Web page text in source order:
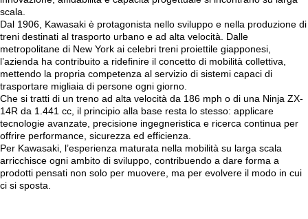
scala.
Dal 1906, Kawasaki è protagonista nello sviluppo e nella produzione di
treni destinati al trasporto urbano e ad alta velocità. Dalle
metropolitane di New York ai celebri treni proiettile giapponesi,
l’azienda ha contribuito a ridefinire il concetto di mobilità collettiva,
mettendo la propria competenza al servizio di sistemi capaci di
trasportare migliaia di persone ogni giorno.
Che si tratti di un treno ad alta velocità da 186 mph o di una Ninja ZX-
14R da 1.441 cc, il principio alla base resta lo stesso: applicare
tecnologie avanzate, precisione ingegneristica e ricerca continua per
offrire performance, sicurezza ed efficienza.
Per Kawasaki, l’esperienza maturata nella mobilità su larga scala
arricchisce ogni ambito di sviluppo, contribuendo a dare forma a
prodotti pensati non solo per muovere, ma per evolvere il modo in cui
ci si sposta.